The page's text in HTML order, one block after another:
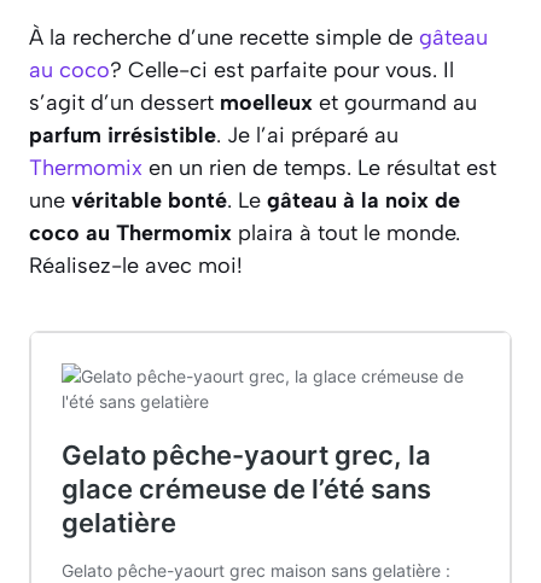
À la recherche d’une recette simple de gâteau
au coco? Celle-ci est parfaite pour vous. Il
s’agit d’un dessert moelleux et gourmand au
parfum irrésistible. Je l’ai préparé au
Thermomix en un rien de temps. Le résultat est
une véritable bonté. Le gâteau à la noix de
coco au Thermomix plaira à tout le monde.
Réalisez-le avec moi!